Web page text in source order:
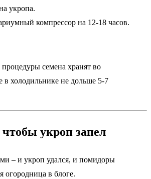
укропа.
компрессор на 12-18 часов.
семена хранят во
в холодильнике не дольше 5-7
чтобы укроп запел
– и укроп удался, и помидоры
огородница в блоге.